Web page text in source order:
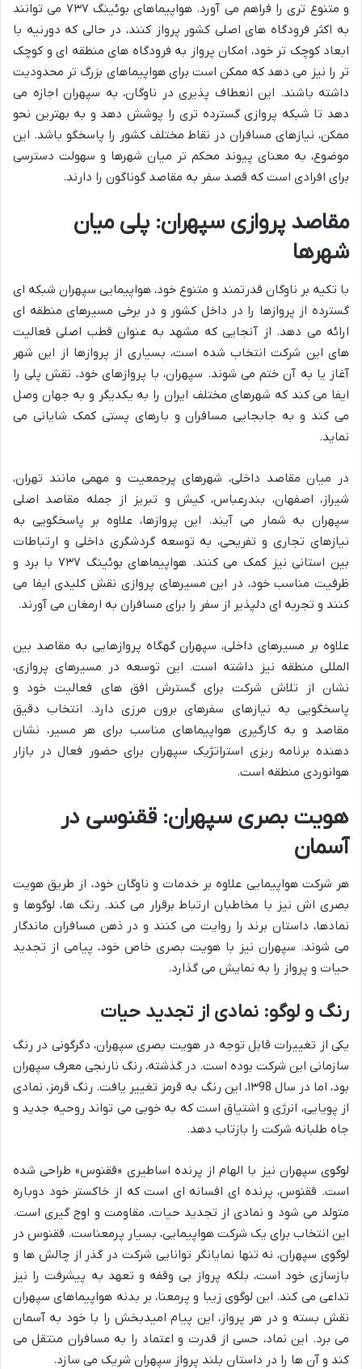
و متنوع تری را فراهم می آورد. هواپیماهای بوئینگ ۷۳۷ می توانند
به اکثر فرودگاه های اصلی کشور پرواز کنند، در حالی که دورنیه با
ابعاد کوچک تر خود، امکان پرواز به فرودگاه های منطقه ای و کوچک
تر را نیز می دهد که ممکن است برای هواپیماهای بزرگ تر محدودیت
داشته باشند. این انعطاف پذیری در ناوگان، به سپهران اجازه می
دهد تا شبکه پروازی گسترده تری را پوشش دهد و به بهترین نحو
ممکن، نیازهای مسافران در نقاط مختلف کشور را پاسخگو باشد. این
موضوع، به معنای پیوند محکم تر میان شهرها و سهولت دسترسی
برای افرادی است که قصد سفر به مقاصد گوناگون را دارند.
مقاصد پروازی سپهران: پلی میان
شهرها
با تکیه بر ناوگان قدرتمند و متنوع خود، هواپیمایی سپهران شبکه ای
گسترده از پروازها را در داخل کشور و در برخی مسیرهای منطقه ای
ارائه می دهد. از آنجایی که مشهد به عنوان قطب اصلی فعالیت
های این شرکت انتخاب شده است، بسیاری از پروازها از این شهر
آغاز یا به آن ختم می شوند. سپهران، با پروازهای خود، نقش پلی را
ایفا می کند که شهرهای مختلف ایران را به یکدیگر و به جهان وصل
می کند و به جابجایی مسافران و بارهای پستی کمک شایانی می
نماید.
در میان مقاصد داخلی، شهرهای پرجمعیت و مهمی مانند تهران،
شیراز، اصفهان، بندرعباس، کیش و تبریز از جمله مقاصد اصلی
سپهران به شمار می آیند. این پروازها، علاوه بر پاسخگویی به
نیازهای تجاری و تفریحی، به توسعه گردشگری داخلی و ارتباطات
بین استانی نیز کمک می کنند. هواپیماهای بوئینگ ۷۳۷ با برد و
ظرفیت مناسب خود، در این مسیرهای پروازی نقش کلیدی ایفا می
کنند و تجربه ای دلپذیر از سفر را برای مسافران به ارمغان می آورند.
علاوه بر مسیرهای داخلی، سپهران گهگاه پروازهایی به مقاصد بین
المللی منطقه نیز داشته است. این توسعه در مسیرهای پروازی،
نشان از تلاش شرکت برای گسترش افق های فعالیت خود و
پاسخگویی به نیازهای سفرهای برون مرزی دارد. انتخاب دقیق
مقاصد و به کارگیری هواپیماهای مناسب برای هر مسیر، نشان
دهنده برنامه ریزی استراتژیک سپهران برای حضور فعال در بازار
هوانوردی منطقه است.
هویت بصری سپهران: ققنوسی در
آسمان
هر شرکت هواپیمایی علاوه بر خدمات و ناوگان خود، از طریق هویت
بصری اش نیز با مخاطبان ارتباط برقرار می کند. رنگ ها، لوگوها و
نمادها، داستان برند را روایت می کنند و در ذهن مسافران ماندگار
می شوند. سپهران نیز با هویت بصری خاص خود، پیامی از تجدید
حیات و پرواز را به نمایش می گذارد.
رنگ و لوگو: نمادی از تجدید حیات
یکی از تغییرات قابل توجه در هویت بصری سپهران، دگرگونی در رنگ
سازمانی این شرکت بوده است. در گذشته، رنگ نارنجی معرف سپهران
بود، اما در سال ۱۳98، این رنگ به قرمز تغییر یافت. رنگ قرمز، نمادی
از پویایی، انرژی و اشتیاق است که به خوبی می تواند روحیه جدید و
جاه طلبانه شرکت را بازتاب دهد.
لوگوی سپهران نیز با الهام از پرنده اساطیری «ققنوس» طراحی شده
است. ققنوس، پرنده ای افسانه ای است که از خاکستر خود دوباره
متولد می شود و نمادی از تجدید حیات، مقاومت و اوج گیری است.
این انتخاب برای یک شرکت هواپیمایی، بسیار پرمعناست. ققنوس در
لوگوی سپهران، نه تنها نمایانگر توانایی شرکت در گذر از چالش ها و
بازسازی خود است، بلکه پرواز بی وقفه و تعهد به پیشرفت را نیز
تداعی می کند. این لوگوی زیبا و پرمعنا، بر بدنه هواپیماهای سپهران
نقش بسته و در هر پرواز، این پیام امیدبخش را با خود به آسمان
می برد. این نماد، حسی از قدرت و اعتماد را به مسافران منتقل می
کند و آن ها را در داستان بلند پرواز سپهران شریک می سازد.